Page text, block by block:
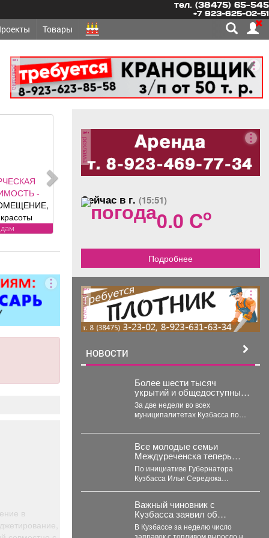
тел. (38475) 65-545
+7 923-625-02-51
Товары
реклама
ТРАНСПОРТ,
ПЕРЕВОЗКИ -
батареи,
ванны, печки,
БЕСПЛАТНО.
грузоперевозки
в
реклама
Сейчас в г. (15:51)
0.0 Co
Подробнее
реклама
НОВОСТИ
Более шести тысяч
укрытий и общедоступных
аптечек помогают
обеспечить безопасность
жителей Кузбасса
За две недели во всех
муниципалитетах Кузбасса по
Середюка уже обустроены
новые...
Все молодые семьи
Междуреченска теперь
могут бесплатно
пользоваться предметами
первой необходимости для
новорождённых.
По инициативе Губернатора
Кузбасса Ильи Середюка
Подробности далее.
Важный чиновник с
Кузбасса заявил об
изменениях с бензином
В Кузбассе за неделю число